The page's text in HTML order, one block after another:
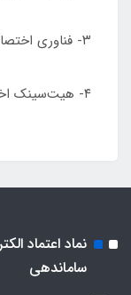
۳- فناوری اختصاصی انتخاب آنتن خارجی با سیگنال بهتر
۴- هیت‌سینک اختصاصی
نماد اعتماد
ساماندهی